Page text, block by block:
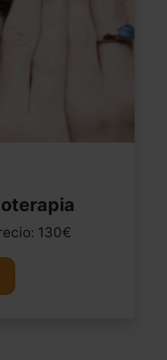
130€